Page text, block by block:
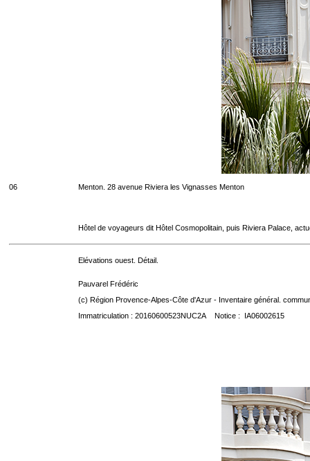
06 Menton. 28 avenue Riviera les Vignasses Menton
Hôtel de voyageurs dit Hôtel Cosmopolitain, puis Riviera Palace,
Elévations ouest. Détail.
Pauvarel Frédéric
(c) Région Provence-Alpes-Côte d'Azur - Inventaire général.
Immatriculation : 20160600523NUC2A Notice : IA06002615